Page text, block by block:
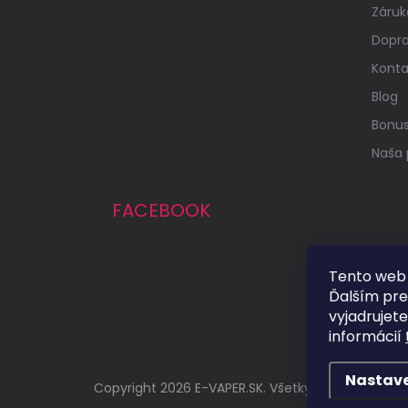
Tento
Ďalším
informácií
Blog
Naša
FACEBOOK
Copyright 2026 E-VAPER.SK. Všetky práva